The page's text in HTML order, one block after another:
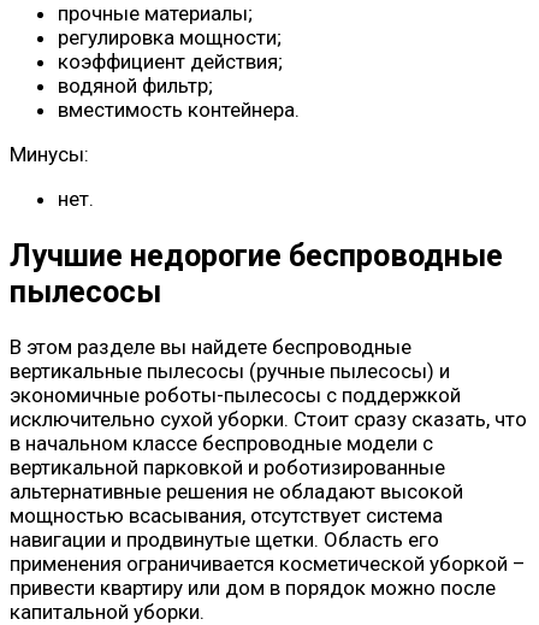
прочные материалы;
регулировка мощности;
коэффициент действия;
водяной фильтр;
вместимость контейнера.
Минусы:
нет.
Лучшие недорогие беспроводные
пылесосы
В этом разделе вы найдете беспроводные
вертикальные пылесосы (ручные пылесосы) и
экономичные роботы-пылесосы с поддержкой
исключительно сухой уборки. Стоит сразу сказать, что
в начальном классе беспроводные модели с
вертикальной парковкой и роботизированные
альтернативные решения не обладают высокой
мощностью всасывания, отсутствует система
навигации и продвинутые щетки. Область его
применения ограничивается косметической уборкой –
привести квартиру или дом в порядок можно после
капитальной уборки.